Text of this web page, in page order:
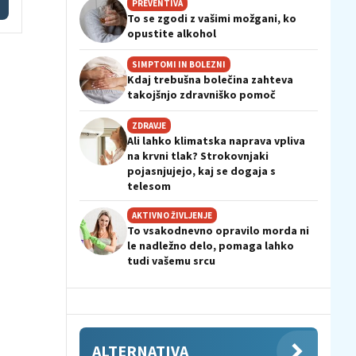
PREVENTIVA
To se zgodi z vašimi možgani, ko
opustite alkohol
SIMPTOMI IN BOLEZNI
Kdaj trebušna bolečina zahteva
takojšnjo zdravniško pomoč
ZDRAVJE
Ali lahko klimatska naprava vpliva
na krvni tlak? Strokovnjaki
pojasnjujejo, kaj se dogaja s
telesom
AKTIVNO ŽIVLJENJE
To vsakodnevno opravilo morda ni
le nadležno delo, pomaga lahko
tudi vašemu srcu
ALTERNATIVA